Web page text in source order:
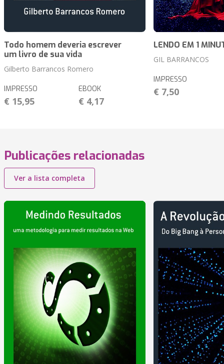
Todo homem deveria escrever
um livro de sua vida
Gilberto Barrancos Romero
IMPRESSO
€ 15,95
EBOOK
€ 4,17
LENDO EM 1
GIL BARRANCOS
IMPRESSO
€ 7,50
Publicações relacionadas
Ver a lista completa